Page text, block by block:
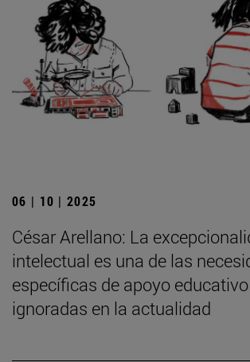
06 | 10 | 2025
César Arellano: La
intelectual es una de las
específicas de apoyo
ignoradas en la actualidad